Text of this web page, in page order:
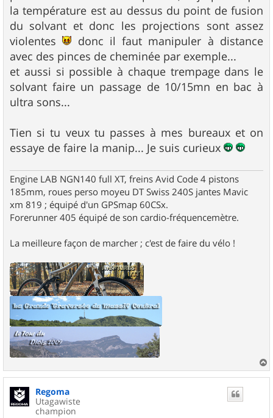
la température est au dessus du point de fusion
du solvant et donc les projections sont assez
violentes
donc il faut manipuler à distance
avec des pinces de cheminée par exemple...
et aussi si possible à chaque trempage dans le
solvant faire un passage de 10/15mn en bac à
ultra sons...
Tien si tu veux tu passes à mes bureaux et on
essaye de faire la manip... Je suis curieux
Engine LAB NGN140 full XT, freins Avid Code 4 pistons
185mm, roues perso moyeu DT Swiss 240S jantes Mavic
xm 819 ; équipé d'un GPSmap 60CSx.
Forerunner 405 équipé de son cardio-fréquencemètre.
La meilleure façon de marcher ; c'est de faire du vélo !
a
Regoma
Utagawiste
champion